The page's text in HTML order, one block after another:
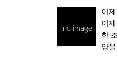
이
이
한
양